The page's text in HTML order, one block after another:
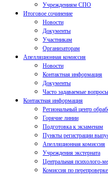
Учреждениям СПО
Итоговое сочинение
Новости
Документы
Участникам
Организаторам
Апелляционная комиссия
Новости
Контактная информация
Документы
Часто задаваемые вопросы
Контактная информация
Региональный центр
Горячие линии
Подготовка к экзаменам
Пункты регистрации
Апелляционная комиссия
Учреждения экстерната
Центральная психолого-
Комиссия по